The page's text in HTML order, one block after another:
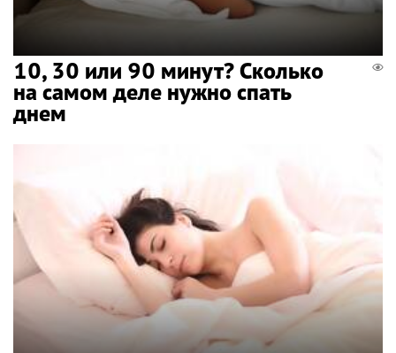
10, 30 или 90 минут? Сколько
на самом деле нужно спать
днем